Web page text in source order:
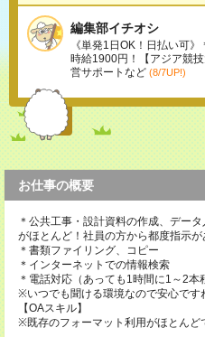
編集部イチオシ
《単発1日OK！日払い可
時給1900円！【アジア競
営サポートなど (8/7UP!)
お仕事の概要
＊公共工事・設計資料の作成、デー
がほとんど！社員の方から都度指示が
＊書類ファイリング、コピー
＊インターネットでの情報検索
＊電話対応（あっても1時間に1～2本
※いつでも聞ける環境なので安心です
【OAスキル】
※既存のフォーマット利用がほとんど